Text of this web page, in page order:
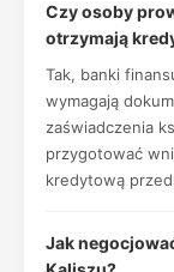
Czy osoby
otrzymają
Tak, banki
wymagają
zaświadczenia
przygotować
kredytową
Jak